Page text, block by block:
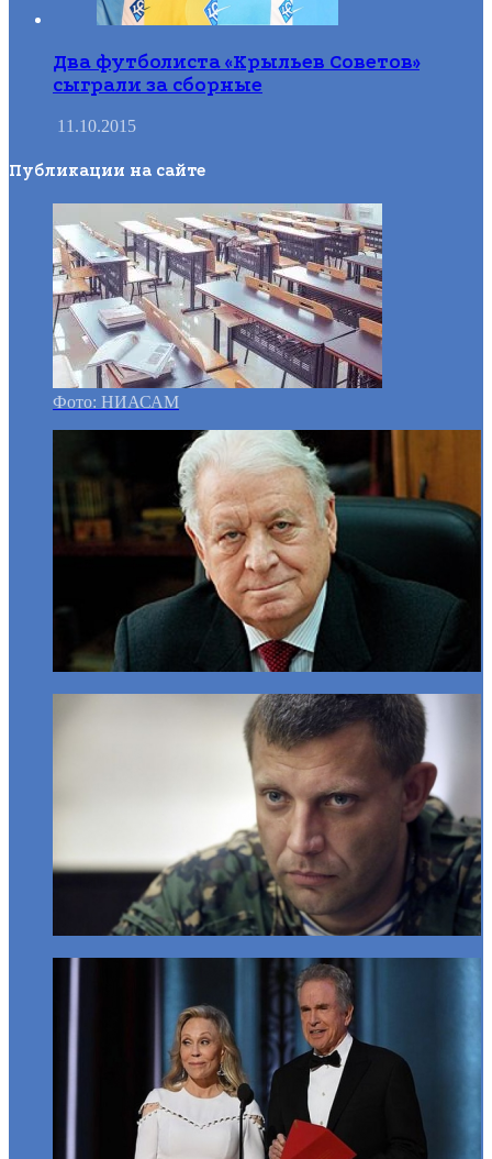
Два футболиста «Крыльев Советов»
сыграли за сборные
11.10.2015
Публикации на сайте
Фото: НИАСАМ